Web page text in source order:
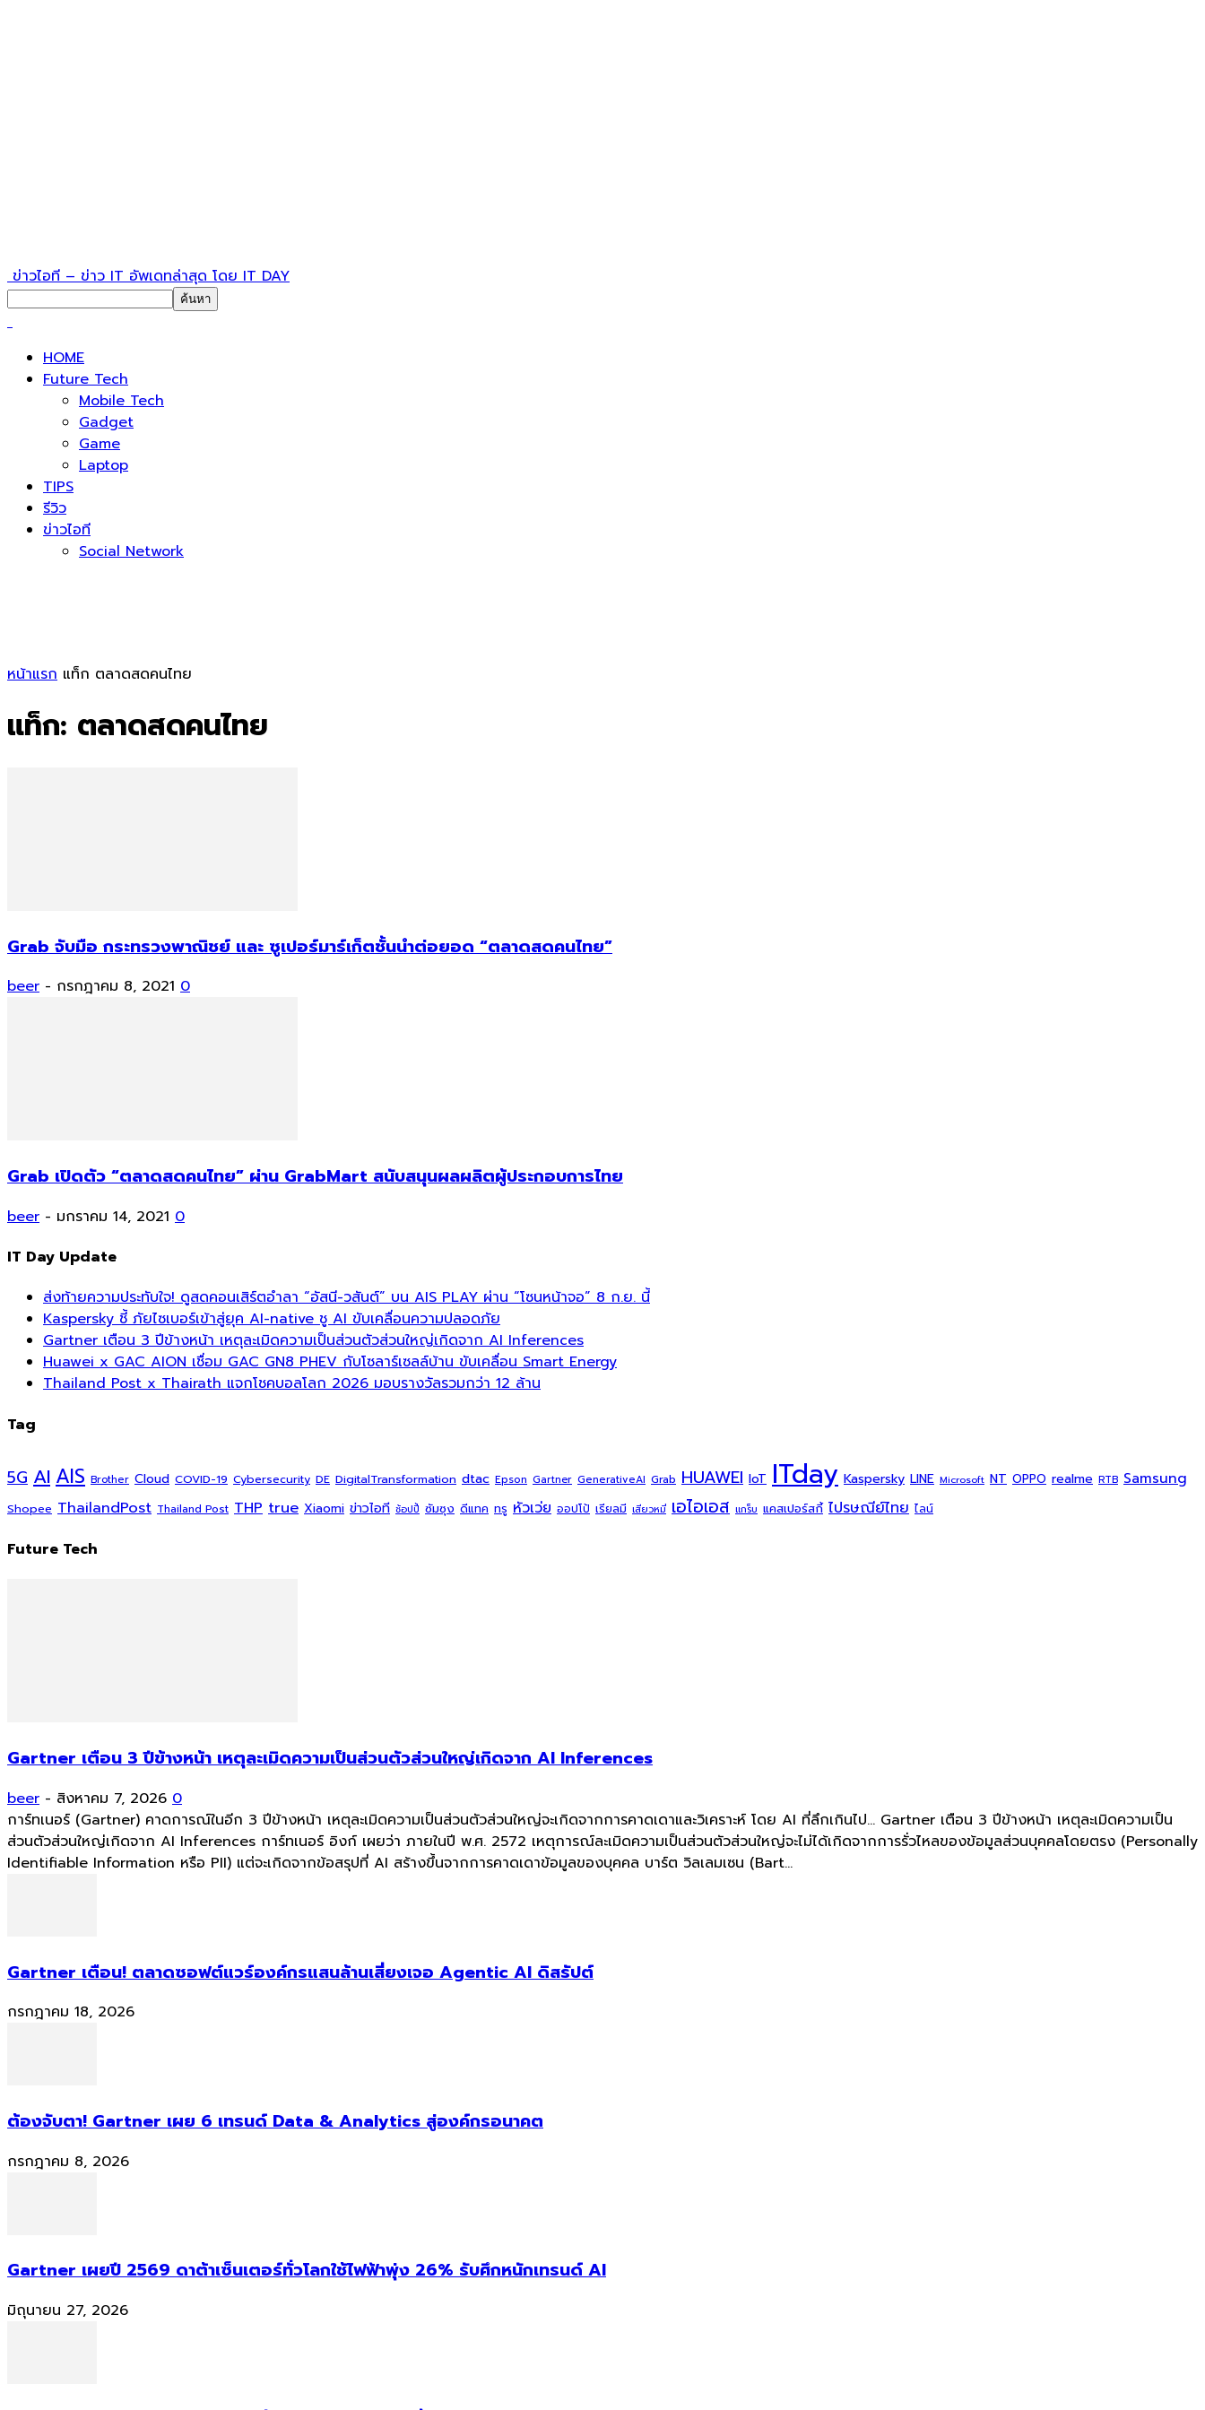
ข่าวไอที – ข่าว IT อัพเดทล่าสุด โดย IT DAY
HOME
Future Tech
Mobile Tech
Gadget
Game
Laptop
TIPS
รีวิว
ข่าวไอที
Social Network
หน้าแรก แท็ก ตลาดสดคนไทย
แท็ก: ตลาดสดคนไทย
Grab จับมือ กระทรวงพาณิชย์ และ ซูเปอร์มาร์เก็ตชั้นนำต่อยอด “ตลาดสดคนไทย”
beer - กรกฎาคม 8, 2021 0
Grab เปิดตัว “ตลาดสดคนไทย” ผ่าน GrabMart สนับสนุนผลผลิตผู้ประกอบการไทย
beer - มกราคม 14, 2021 0
IT Day Update
ส่งท้ายความประทับใจ! ดูสดคอนเสิร์ตอำลา “อัสนี-วสันต์” บน AIS PLAY ผ่าน “โซนหน้าจอ” 8 ก.ย. นี้
Kaspersky ชี้ ภัยไซเบอร์เข้าสู่ยุค AI-native ชู AI ขับเคลื่อนความปลอดภัย
Gartner เตือน 3 ปีข้างหน้า เหตุละเมิดความเป็นส่วนตัวส่วนใหญ่เกิดจาก AI Inferences
Huawei x GAC AION เชื่อม GAC GN8 PHEV กับโซลาร์เซลล์บ้าน ขับเคลื่อน Smart Energy
Thailand Post x Thairath แจกโชคบอลโลก 2026 มอบรางวัลรวมกว่า 12 ล้าน
Tag
5G AI AIS Brother Cloud COVID-19 Cybersecurity DE DigitalTransformation dtac Epson Gartner GenerativeAI Grab HUAWEI IoT ITday Kaspersky LINE Microsoft NT OPPO realme RTB Samsung
Shopee ThailandPost Thailand Post THP true Xiaomi ข่าวไอที ช้อปปี้ ซัมซุง ดีแทค ทรู หัวเว่ย ออปโป้ เรียลมี เสียวหมี่ เอไอเอส แกร็บ แคสเปอร์สกี้ ไปรษณีย์ไทย ไลน์
Future Tech
Gartner เตือน 3 ปีข้างหน้า เหตุละเมิดความเป็นส่วนตัวส่วนใหญ่เกิดจาก AI Inferences
beer - สิงหาคม 7, 2026 0
การ์ทเนอร์ (Gartner) คาดการณ์ในอีก 3 ปีข้างหน้า เหตุละเมิดความเป็นส่วนตัวส่วนใหญ่จะเกิดจากการคาดเดาและวิเคราะห์ โดย AI ที่ลึกเกินไป... Gartner เตือน 3 ปีข้างหน้า เหตุละเมิดความเป็น
ส่วนตัวส่วนใหญ่เกิดจาก AI Inferences การ์ทเนอร์ อิงก์ เผยว่า ภายในปี พ.ศ. 2572 เหตุการณ์ละเมิดความเป็นส่วนตัวส่วนใหญ่จะไม่ได้เกิดจากการรั่วไหลของข้อมูลส่วนบุคคลโดยตรง (Personally
Identifiable Information หรือ PII) แต่จะเกิดจากข้อสรุปที่ AI สร้างขึ้นจากการคาดเดาข้อมูลของบุคคล บาร์ต วิลเลมเซน (Bart...
Gartner เตือน! ตลาดซอฟต์แวร์องค์กรแสนล้านเสี่ยงเจอ Agentic AI ดิสรัปต์
กรกฎาคม 18, 2026
ต้องจับตา! Gartner เผย 6 เทรนด์ Data & Analytics สู่องค์กรอนาคต
กรกฎาคม 8, 2026
Gartner เผยปี 2569 ดาต้าเซ็นเตอร์ทั่วโลกใช้ไฟฟ้าพุ่ง 26% รับศึกหนักเทรนด์ AI
มิถุนายน 27, 2026